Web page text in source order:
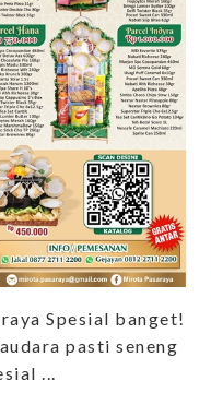
Spesial banget!
pasti seneng
...